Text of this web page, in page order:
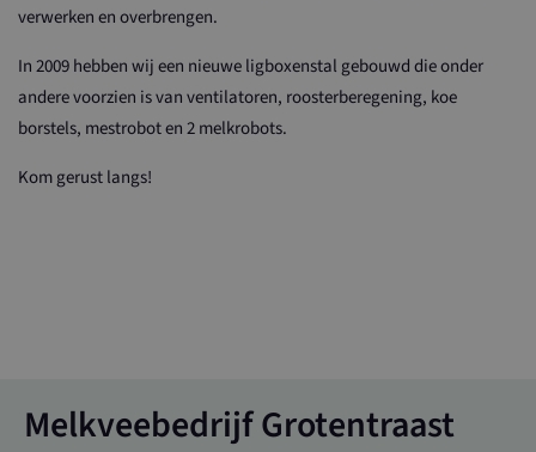
verwerken en overbrengen.
In 2009 hebben wij een nieuwe ligboxenstal gebouwd die onder
andere voorzien is van ventilatoren, roosterberegening, koe
borstels, mestrobot en 2 melkrobots.
Kom gerust langs!
Melkveebedrijf Grotentraast